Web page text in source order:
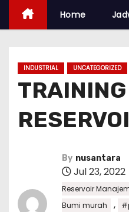
Home
INDUSTRIAL UNCATEGORIZED
By nusantara
Jul 23, 2022
Reservoir
Bumi murah
,